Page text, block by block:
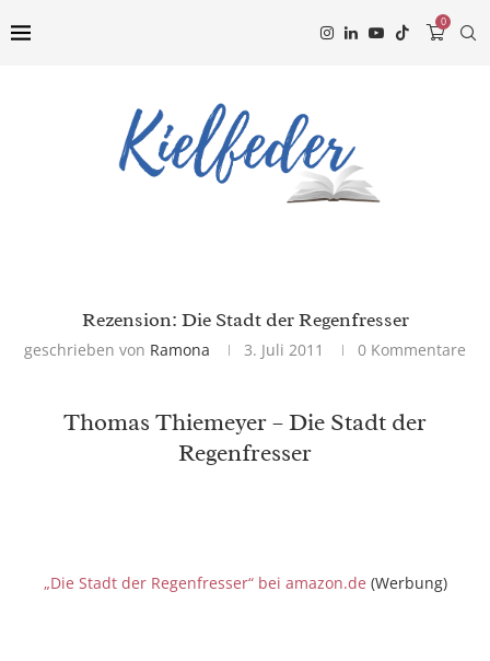
0
Rezension: Die Stadt der Regenfresser
geschrieben von Ramona 3. Juli 2011 0 Kommentare
Thomas Thiemeyer – Die Stadt der
Regenfresser
„Die Stadt der Regenfresser“ bei amazon.de (Werbung)